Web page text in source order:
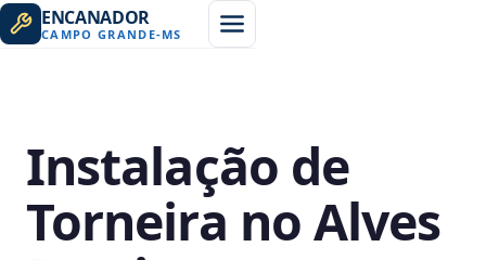
ENCANADOR
CAMPO GRANDE-MS
Instalação de
Torneira no Alves